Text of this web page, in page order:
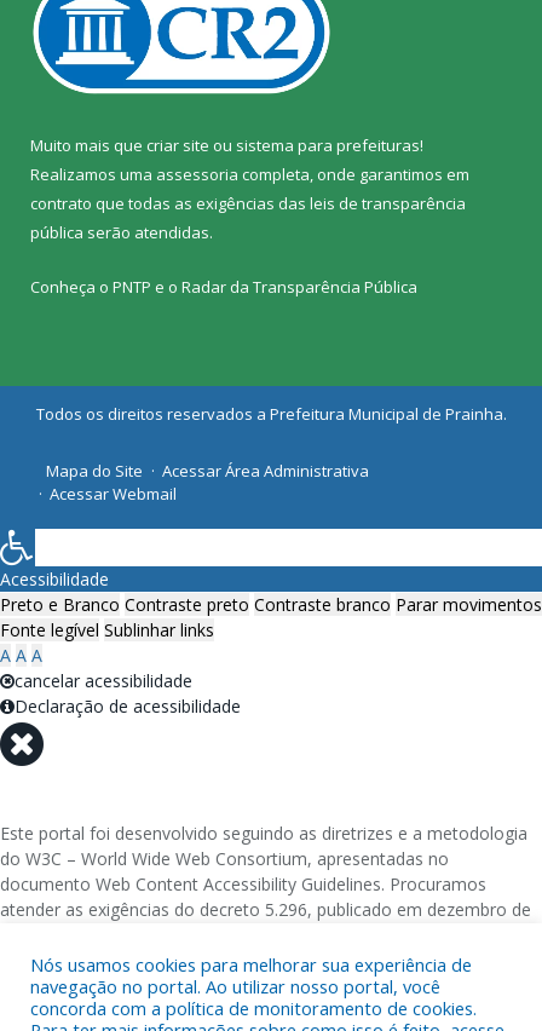
Muito mais que criar site ou sistema para prefeituras!
Realizamos uma assessoria completa, onde garantimos em
contrato que todas as exigências das leis de transparência
pública serão atendidas.
Conheça o PNTP e o Radar da Transparência Pública
Todos os direitos reservados a Prefeitura Municipal de Prainha.
Mapa do Site
Acessar Área Administrativa
Acessar Webmail
Nós usamos cookies para melhorar sua experiência de
navegação no portal. Ao utilizar nosso portal, você
concorda com a política de monitoramento de cookies.
Acessibilidade
Preto e Branco Contraste preto Contraste branco Parar movimentos
Fonte legível Sublinhar links
A A A
cancelar acessibilidade
Declaração de acessibilidade
Este portal foi desenvolvido seguindo as diretrizes e a metodologia
do W3C – World Wide Web Consortium, apresentadas no
documento Web Content Accessibility Guidelines. Procuramos
atender as exigências do decreto 5.296, publicado em dezembro de
eletrônicos da administração pública na rede mundial de
computadores para o uso das pessoas com necessidades especiais,
garantindo-lhes o pleno acesso aos conteúdos disponíveis.